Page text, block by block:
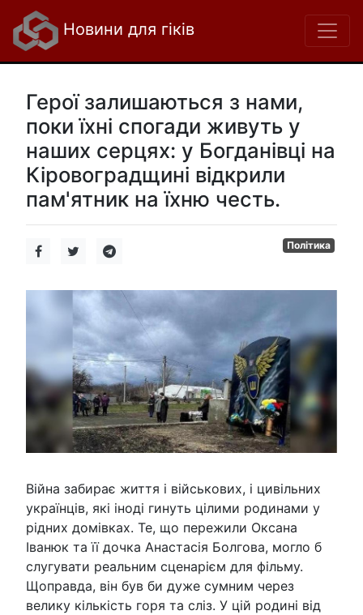
Новини для гіків
Герої залишаються з нами,
поки їхні спогади живуть у
наших серцях: у Богданівці на
Кіровоградщині відкрили
пам'ятник на їхню честь.
Політика
Війна забирає життя і військових, і цивільних
українців, які іноді гинуть цілими родинами у
рідних домівках. Те, що пережили Оксана
Іванюк та її дочка Анастасія Болгова, могло б
слугувати реальним сценарієм для фільму.
Щоправда, він був би дуже сумним через
велику кількість горя та сліз. У цій родині від